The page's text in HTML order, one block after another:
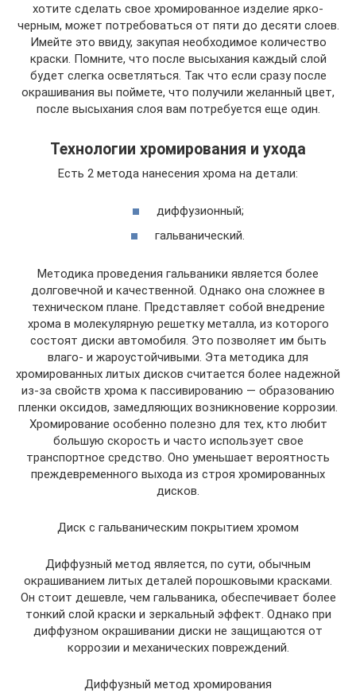
хотите сделать свое хромированное изделие ярко-
черным, может потребоваться от пяти до десяти слоев.
Имейте это ввиду, закупая необходимое количество
краски. Помните, что после высыхания каждый слой
будет слегка осветляться. Так что если сразу после
окрашивания вы поймете, что получили желанный цвет,
после высыхания слоя вам потребуется еще один.
Технологии хромирования и ухода
Есть 2 метода нанесения хрома на детали:
диффузионный;
гальванический.
Методика проведения гальваники является более
долговечной и качественной. Однако она сложнее в
техническом плане. Представляет собой внедрение
хрома в молекулярную решетку металла, из которого
состоят диски автомобиля. Это позволяет им быть
влаго- и жароустойчивыми. Эта методика для
хромированных литых дисков считается более надежной
из-за свойств хрома к пассивированию — образованию
пленки оксидов, замедляющих возникновение коррозии.
Хромирование особенно полезно для тех, кто любит
большую скорость и часто использует свое
транспортное средство. Оно уменьшает вероятность
преждевременного выхода из строя хромированных
дисков.
Диск с гальваническим покрытием хромом
Диффузный метод является, по сути, обычным
окрашиванием литых деталей порошковыми красками.
Он стоит дешевле, чем гальваника, обеспечивает более
тонкий слой краски и зеркальный эффект. Однако при
диффузном окрашивании диски не защищаются от
коррозии и механических повреждений.
Диффузный метод хромирования